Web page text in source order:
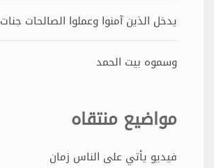
يدخل الذين آمنوا وعملوا الصالحات جنات
وسموه بيت الحمد
مواضيع منتقاه
فيديو يأتي على الناس زمان